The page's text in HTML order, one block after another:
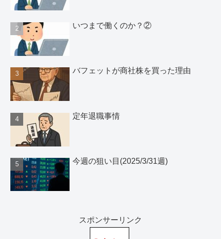
いつまで働くのか？②
バフェットが商社株を買った理由
定年退職事情
今週の狙い目(2025/3/31週)
スポンサーリンク